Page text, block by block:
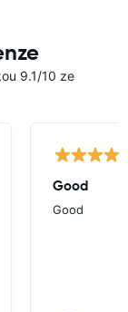
9.1/10 ze
Good
Good